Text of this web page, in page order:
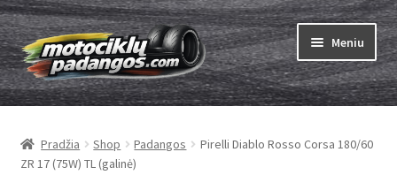
Pereiti
prie
meniu
Pereiti
prie
turinio
Meniu
Padangos
menu
Kameros
Pradžia Shop Padangos
Pirelli Diablo Rosso Corsa 180/60
ZR 17 (75W) TL (galinė)